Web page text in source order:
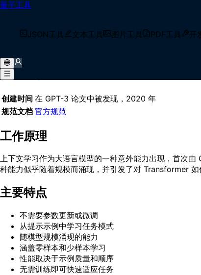
量子工具
JSON工具 文本工具 图片工具 PDF工具 开
首页/术语库
什么是 上下文学习？
快速了解
创建时间 在 GPT-3 论文中被发现，2020 年
规范文档 官方规范
工作原理
上下文学习作为大语言模型的一种意外能力出现，首次
种能力似乎随着规模而涌现，并引发了对 Transformer
主要特点
不需要参数更新或微调
从提示示例中学习任务模式
随模型规模涌现的能力
涵盖零样本和少样本学习
性能取决于示例质量和顺序
无需训练即可快速适应任务